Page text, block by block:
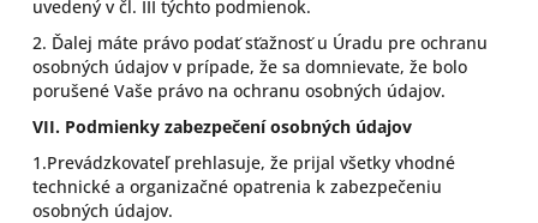
uvedený v čl. III týchto podmienok.
2. Ďalej máte právo podať sťažnosť u Úradu pre ochranu
osobných údajov v prípade, že sa domnievate, že bolo
porušené Vaše právo na ochranu osobných údajov.
VII. Podmienky zabezpečení osobných údajov
1.Prevádzkovateľ prehlasuje, že prijal všetky vhodné
technické a organizačné opatrenia k zabezpečeniu
osobných údajov.